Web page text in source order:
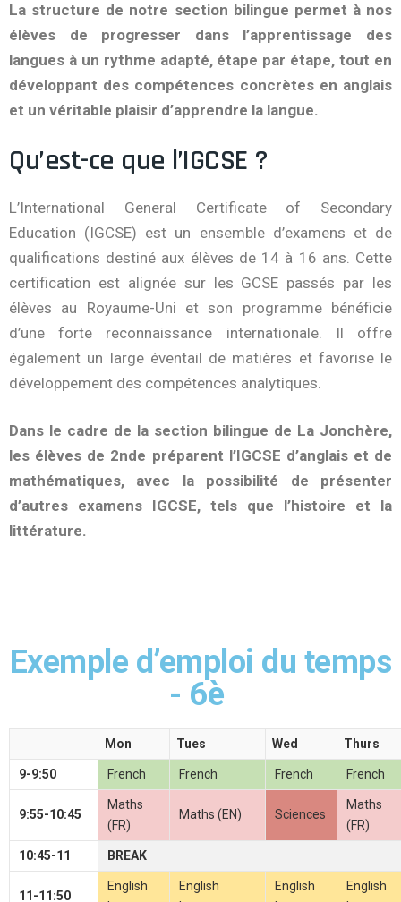
La structure de notre section bilingue permet à nos
élèves de progresser dans l’apprentissage des
langues à un rythme adapté, étape par étape, tout en
développant des compétences concrètes en anglais
et un véritable plaisir d’apprendre la langue.
Qu’est-ce que l’IGCSE ?
L’International General Certificate of Secondary
Education (IGCSE) est un ensemble d’examens et de
qualifications destiné aux élèves de 14 à 16 ans. Cette
certification est alignée sur les GCSE passés par les
élèves au Royaume-Uni et son programme bénéficie
d’une forte reconnaissance internationale. Il offre
également un large éventail de matières et favorise le
développement des compétences analytiques.
Dans le cadre de la section bilingue de La Jonchère,
les élèves de 2nde préparent l’IGCSE d’anglais et de
mathématiques, avec la possibilité de présenter
d’autres examens IGCSE, tels que l’histoire et la
littérature.
Exemple d’emploi du temps
- 6è
Mon Tues Wed Thurs
9-9:50 French French French French
9:55-10:45
Maths
(FR)
Maths (EN) Sciences
Maths
(FR)
10:45-11 BREAK
11-11:50
English
English
English
English